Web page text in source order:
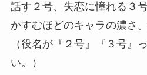
話す２号、失恋に憧れる３
かすむほどのキャラの濃さ
（役名が『２号』『３号』
い。）